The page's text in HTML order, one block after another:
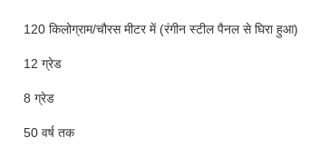
120 किलोग्राम/चौरस मीटर में (रंगीन स्टील पैनल से घिरा हुआ)
12 ग्रेड
8 ग्रेड
50 वर्ष तक